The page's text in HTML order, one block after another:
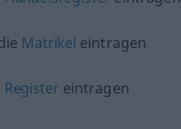
Matrikel eintragen
Register eintragen